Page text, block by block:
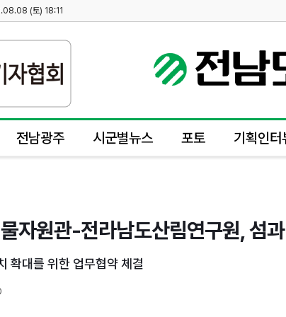
(토) 18:11
전남광주 시군별뉴스 포토 기획인터
자원관-전라남도산림연구원, 섬
확대를 위한 업무협약 체결